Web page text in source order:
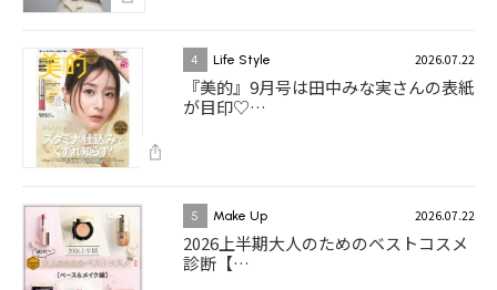
4 Life Style 2026.07.22
『美的』9月号は田中みな実さんの表紙
が目印♡…
5 Make Up 2026.07.22
2026上半期大人のためのベストコスメ
診断【…